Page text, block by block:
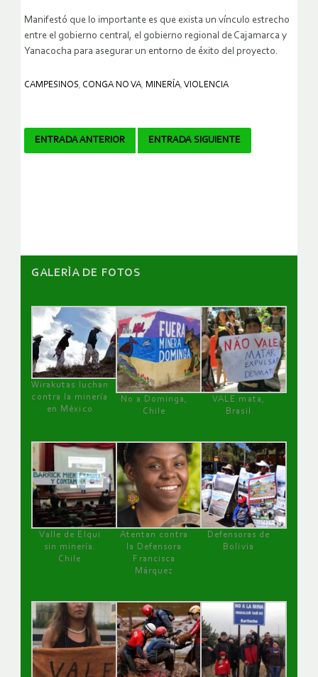
Manifestó que lo importante es que exista un vínculo estrecho
entre el gobierno central, el gobierno regional de Cajamarca y
Yanacocha para asegurar un entorno de éxito del proyecto.
CAMPESINOS, CONGA NO VA, MINERÍA, VIOLENCIA
Navegador
ENTRADA ANTERIOR ENTRADA SIGUIENTE
GALERÌA DE FOTOS
Wirakutas luchan
contra la minería
en México
No a Dominga,
Chile
VALE mata,
Brasil
Valle de Elqui
sin minería.
Chile
Atentan contra
la Defensora
Francisca
Márquez
Defensoras de
Bolivia